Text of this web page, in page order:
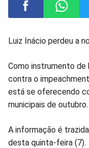
Compartilhar
no
Facebook
no
Luiz Inácio perdeu a
Como instrumento de
contra o
está se oferecendo
municipais de outubro.
A informação é trazida
desta quinta-feira (7).